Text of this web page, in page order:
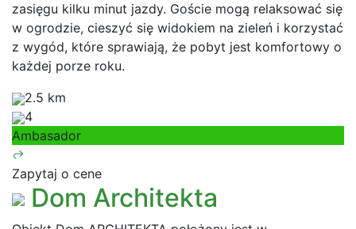
zasięgu kilku minut jazdy. Goście mogą relaksować się
w ogrodzie, cieszyć się widokiem na zieleń i korzystać
z wygód, które sprawiają, że pobyt jest komfortowy o
każdej porze roku.
2.5 km
4
Ambasador
Zapytaj o cene
Dom Architekta